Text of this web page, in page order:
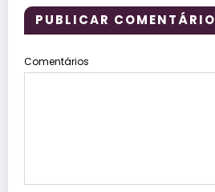
PUBLICAR COMENTÁRIO
Comentários